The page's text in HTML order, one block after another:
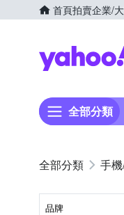
首頁拍賣企業/
全部分類
手
品牌